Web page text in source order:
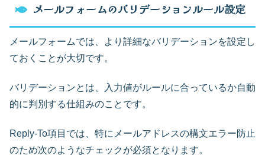
メールフォームのバリデーションルール設定
メールフォームでは、より詳細なバリデーションを設定し
ておくことが大切です。
バリデーションとは、入力値がルールに合っているか自動
的に判別する仕組みのことです。
Reply-To項目では、特にメールアドレスの構文エラー防止
のため次のようなチェックが必須となります。